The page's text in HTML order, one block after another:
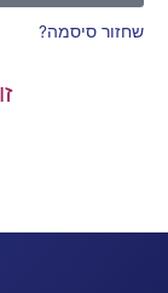
שחזור סיסמה?